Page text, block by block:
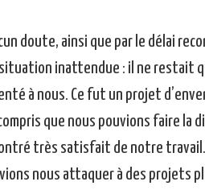
doute, ainsi que par le délai
situation inattendue : il ne restait
à nous. Ce fut un projet
que nous pouvions faire la
très satisfait de notre travail.
nous attaquer à des projets